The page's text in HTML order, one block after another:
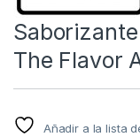
The Flavor
Añadir a la lista